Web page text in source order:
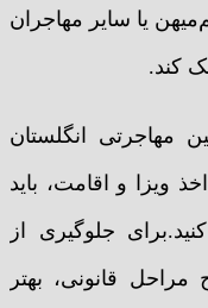
یا سایر مهاجران
کند.
مهاجرتی انگلستان
ویزا و اقامت، باید
جلوگیری از
قانونی، بهتر